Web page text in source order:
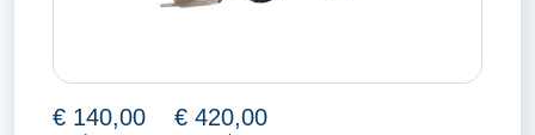
€ 140,00 € 420,00